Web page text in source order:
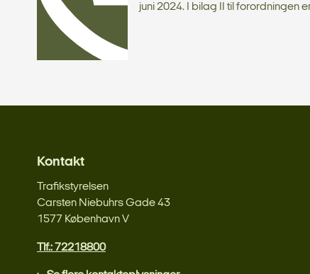
juni 2024. I bilag II til forordningen
Kontakt
Trafikstyrelsen
Carsten Niebuhrs Gade 43
1577 København V
Tlf.: 72218800